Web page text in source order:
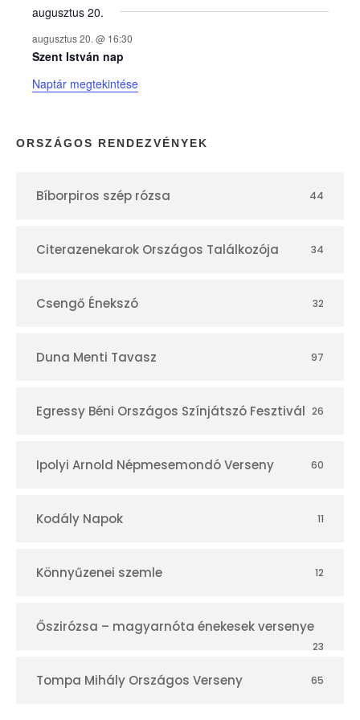
k
n
a
p
r
augusztus 20.
augusztus 20. @ 16:30
Szent István nap
Naptár megtekintése
ORSZÁGOS RENDEZVÉNYEK
Bíborpiros szép rózsa 44
Citerazenekarok Országos Találkozója 34
Csengő Énekszó 32
Duna Menti Tavasz 97
Egressy Béni Országos Színjátszó Fesztivál 26
Ipolyi Arnold Népmesemondó Verseny 60
Kodály Napok 11
Könnyűzenei szemle 12
Őszirózsa – magyarnóta énekesek versenye
23
Tompa Mihály Országos Verseny 65